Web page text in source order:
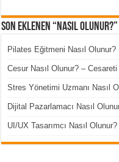
Son Eklenen “Nasıl
Pilates Eğitmeni Nasıl Olunur?
Cesur Nasıl Olunur? –
Stres Yönetimi Uzmanı Nasıl
Dijital Pazarlamacı Nasıl
UI/UX Tasarımcı Nasıl Olunur?